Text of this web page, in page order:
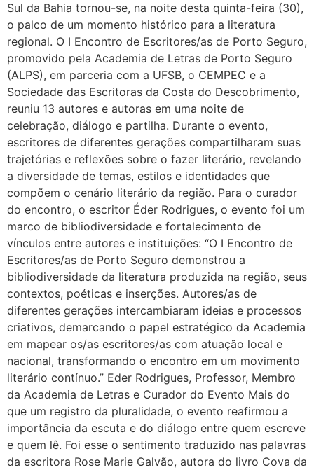
Sul da Bahia tornou-se, na noite desta quinta-feira (30),
o palco de um momento histórico para a literatura
regional. O I Encontro de Escritores/as de Porto Seguro,
promovido pela Academia de Letras de Porto Seguro
(ALPS), em parceria com a UFSB, o CEMPEC e a
Sociedade das Escritoras da Costa do Descobrimento,
reuniu 13 autores e autoras em uma noite de
celebração, diálogo e partilha. Durante o evento,
escritores de diferentes gerações compartilharam suas
trajetórias e reflexões sobre o fazer literário, revelando
a diversidade de temas, estilos e identidades que
compõem o cenário literário da região. Para o curador
do encontro, o escritor Éder Rodrigues, o evento foi um
marco de bibliodiversidade e fortalecimento de
vínculos entre autores e instituições: “O I Encontro de
Escritores/as de Porto Seguro demonstrou a
bibliodiversidade da literatura produzida na região, seus
contextos, poéticas e inserções. Autores/as de
diferentes gerações intercambiaram ideias e processos
criativos, demarcando o papel estratégico da Academia
em mapear os/as escritores/as com atuação local e
nacional, transformando o encontro em um movimento
literário contínuo.” Eder Rodrigues, Professor, Membro
da Academia de Letras e Curador do Evento Mais do
que um registro da pluralidade, o evento reafirmou a
importância da escuta e do diálogo entre quem escreve
e quem lê. Foi esse o sentimento traduzido nas palavras
da escritora Rose Marie Galvão, autora do livro Cova da